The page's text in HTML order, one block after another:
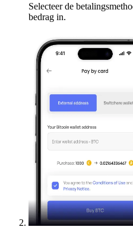
Selecteer de
bedrag in.